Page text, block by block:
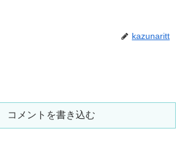
kazunaritt
コメントを書き込む